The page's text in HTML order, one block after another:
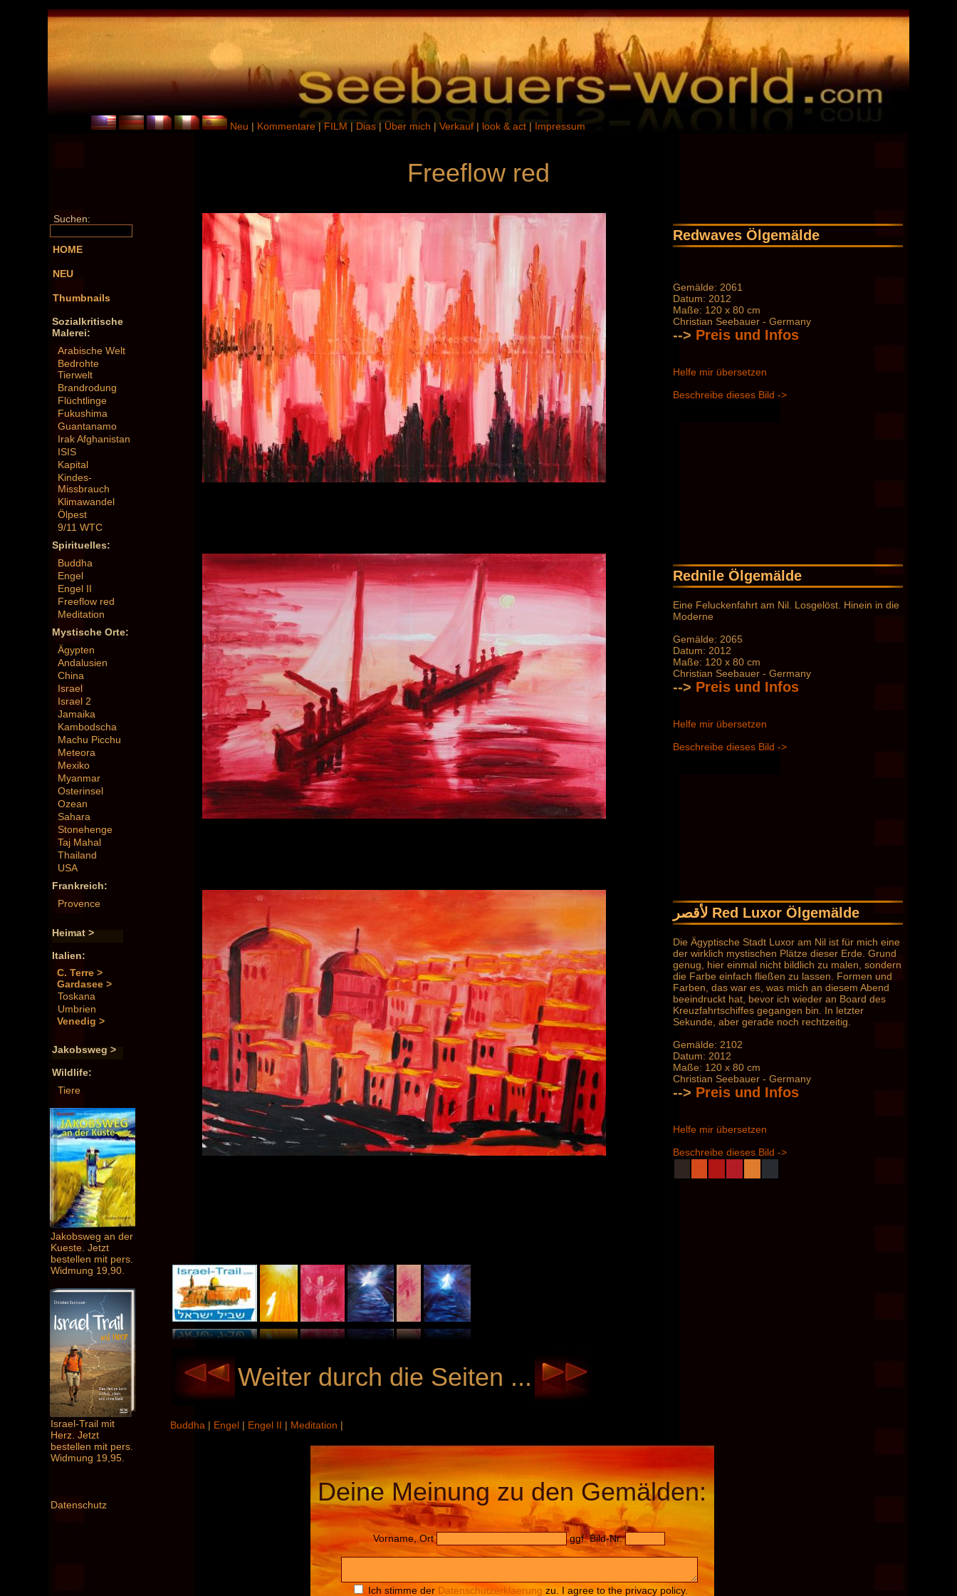
Neu | Kommentare | FILM | Dias | Über mich | Verkauf | look & act | Impressum
Freeflow red
Suchen:
HOME
NEU
Thumbnails
Sozialkritische
Malerei:
Arabische Welt
Bedrohte
Tierwelt
Brandrodung
Flüchtlinge
Fukushima
Guantanamo
Irak Afghanistan
ISIS
Kapital
Kindes-
Missbrauch
Klimawandel
Ölpest
9/11 WTC
Spirituelles:
Buddha
Engel
Engel II
Freeflow red
Meditation
Mystische Orte:
Ägypten
Andalusien
China
Israel
Israel 2
Jamaika
Kambodscha
Machu Picchu
Meteora
Mexiko
Myanmar
Osterinsel
Ozean
Sahara
Stonehenge
Taj Mahal
Thailand
USA
Frankreich:
Provence
Heimat >
Italien:
C. Terre >
Gardasee >
Toskana
Umbrien
Venedig >
Jakobsweg >
Wildlife:
Tiere
Jakobsweg an der
Kueste. Jetzt
bestellen mit pers.
Widmung 19,90.
Israel-Trail mit
Herz. Jetzt
bestellen mit pers.
Widmung 19,95.
Datenschutz
Redwaves Ölgemälde
Gemälde: 2061
Datum: 2012
Maße: 120 x 80 cm
Christian Seebauer - Germany
--> Preis und Infos
Helfe mir übersetzen
Beschreibe dieses Bild ->
Rednile Ölgemälde
Eine Feluckenfahrt am Nil. Losgelöst. Hinein in die
Moderne
Gemälde: 2065
Datum: 2012
Maße: 120 x 80 cm
Christian Seebauer - Germany
--> Preis und Infos
Helfe mir übersetzen
Beschreibe dieses Bild ->
لأقصر Red Luxor Ölgemälde
Die Ägyptische Stadt Luxor am Nil ist für mich eine
der wirklich mystischen Plätze dieser Erde. Grund
genug, hier einmal nicht bildlich zu malen, sondern
die Farbe einfach fließen zu lassen. Formen und
Farben, das war es, was mich an diesem Abend
beeindruckt hat, bevor ich wieder an Board des
Kreuzfahrtschiffes gegangen bin. In letzter
Sekunde, aber gerade noch rechtzeitig.
Gemälde: 2102
Datum: 2012
Maße: 120 x 80 cm
Christian Seebauer - Germany
--> Preis und Infos
Helfe mir übersetzen
Beschreibe dieses Bild ->
Weiter durch die Seiten ...
Buddha | Engel | Engel II | Meditation |
Deine Meinung zu den Gemälden:
Vorname, Ort ggf. Bild-Nr.
Ich stimme der Datenschutzerklaerung zu. I agree to the privacy policy.